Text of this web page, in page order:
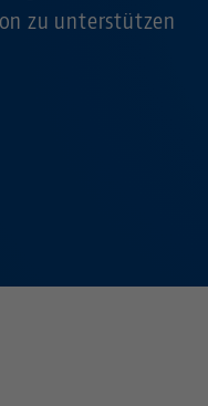
zu unterstützen